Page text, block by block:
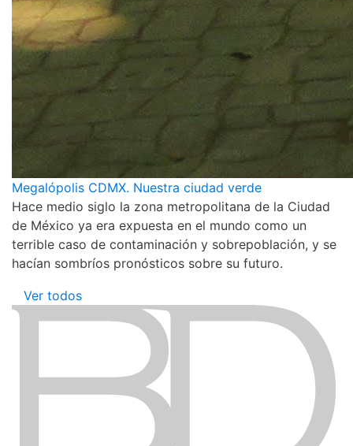
Megalópolis CDMX. Nuestra ciudad verde
Hace medio siglo la zona metropolitana de la Ciudad
de México ya era expuesta en el mundo como un
terrible caso de contaminación y sobrepoblación, y se
hacían sombríos pronósticos sobre su futuro.
Ver todos